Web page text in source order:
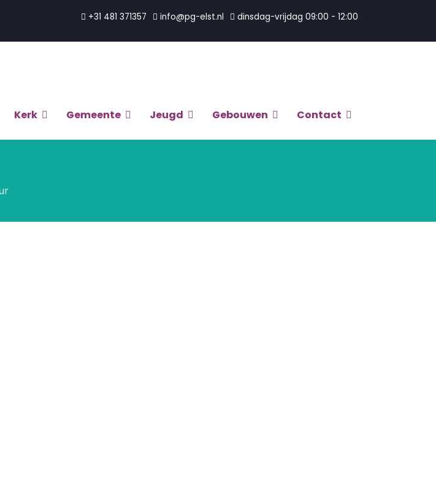
+31 481 371357 info@pg-elst.nl dinsdag-vrijdag 09:00 - 12:00
Kerk Gemeente Jeugd Gebouwen Contact